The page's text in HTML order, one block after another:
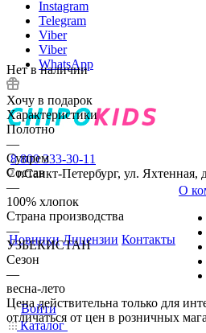
Instagram
Telegram
Viber
Viber
WhatsApp
8 800 333-30-11
г.Санкт-Петербург, ул.
Новинки Лицензии Контакты
О
Войти
Каталог
Нет в наличии
Хочу в подарок
Характеристики
Полотно
—
Супрем
Состав
—
100% хлопок
Страна производства
—
УЗБЕКИСТАН
Сезон
—
весна-лето
Цена действительна только для
отличаться от цен в розничных